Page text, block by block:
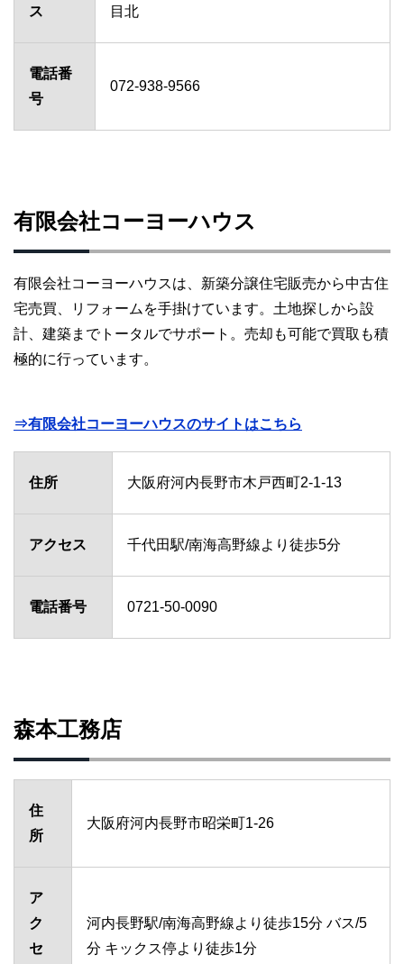
ス 目北
電話番
号
072-938-9566
有限会社コーヨーハウス
有限会社コーヨーハウスは、新築分譲住宅販売から中古住
宅売買、リフォームを手掛けています。土地探しから設
計、建築までトータルでサポート。売却も可能で買取も積
極的に行っています。
⇒有限会社コーヨーハウスのサイトはこちら
住所 大阪府河内長野市木戸西町2-1-13
アクセス 千代田駅/南海高野線より徒歩5分
電話番号 0721-50-0090
森本工務店
住
所
大阪府河内長野市昭栄町1-26
ア
ク
セ
河内長野駅/南海高野線より徒歩15分 バス/5
分 キックス停より徒歩1分